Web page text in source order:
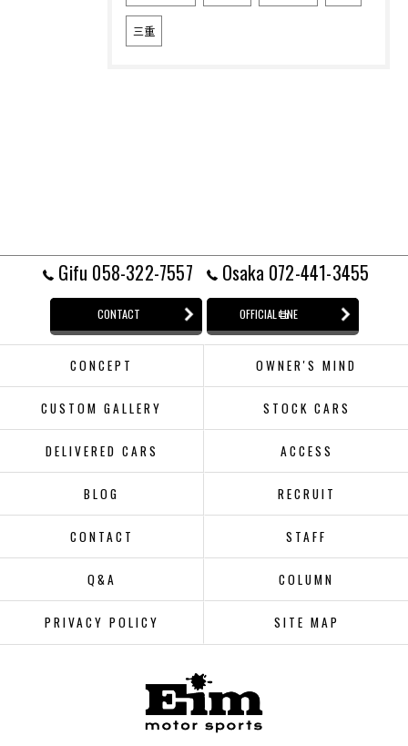
三重
Gifu 058-322-7557 Osaka 072-441-3455
CONTACT OFFICIAL LINE
CONCEPT OWNER'S MIND
CUSTOM GALLERY STOCK CARS
DELIVERED CARS ACCESS
BLOG RECRUIT
CONTACT STAFF
Q&A COLUMN
PRIVACY POLICY SITE MAP